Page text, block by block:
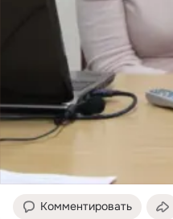
Комментировать